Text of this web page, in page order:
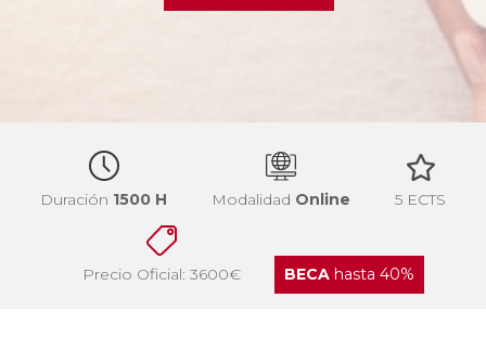
Duración 1500 H Modalidad Online 5 ECTS
Precio Oficial: 3600€ BECAhasta 40%